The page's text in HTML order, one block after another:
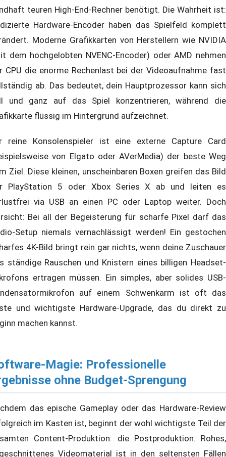
teuren High-End-Rechner benötigt. Die Wahrheit ist:
Hardware-Encoder haben das Spielfeld komplett
Moderne Grafikkarten von Herstellern wie NVIDIA
dem hochgelobten NVENC-Encoder) oder AMD nehmen
CPU die enorme Rechenlast bei der Videoaufnahme fast
ab. Das bedeutet, dein Hauptprozessor kann sich
und ganz auf das Spiel konzentrieren, während die
flüssig im Hintergrund aufzeichnet.
reine Konsolenspieler ist eine externe Capture Card
von Elgato oder AVerMedia) der beste Weg
Ziel. Diese kleinen, unscheinbaren Boxen greifen das Bild
PlayStation 5 oder Xbox Series X ab und leiten es
via USB an einen PC oder Laptop weiter. Doch
Bei all der Begeisterung für scharfe Pixel darf das
Setup niemals vernachlässigt werden! Ein gestochen
4K-Bild bringt rein gar nichts, wenn deine Zuschauer
ständige Rauschen und Knistern eines billigen Headset-
ertragen müssen. Ein simples, aber solides USB-
auf einem Schwenkarm ist oft das
und wichtigste Hardware-Upgrade, das du direkt zu
machen kannst.
Magie: Professionelle
ohne Budget-Sprengung
das epische Gameplay oder das Hardware-Review
im Kasten ist, beginnt der wohl wichtigste Teil der
Content-Produktion: die Postproduktion. Rohes,
Videomaterial ist in den seltensten Fällen